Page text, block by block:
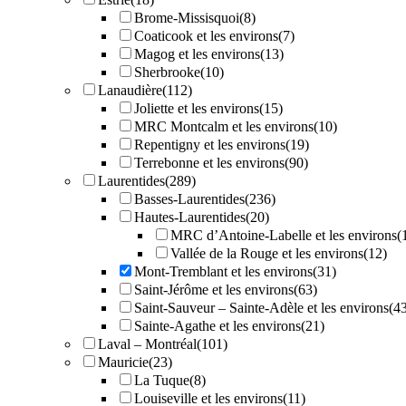
Brome-Missisquoi(8)
Coaticook et les environs(7)
Magog et les environs(13)
Sherbrooke(10)
Lanaudière(112)
Joliette et les environs(15)
MRC Montcalm et les environs(10)
Repentigny et les environs(19)
Terrebonne et les environs(90)
Laurentides(289)
Basses-Laurentides(236)
Hautes-Laurentides(20)
MRC d’Antoine-Labelle et les environs
Vallée de la Rouge et les environs(12)
Mont-Tremblant et les environs(31)
Saint-Jérôme et les environs(63)
Saint-Sauveur – Sainte-Adèle et les environs
Sainte-Agathe et les environs(21)
Laval – Montréal(101)
Mauricie(23)
La Tuque(8)
Louiseville et les environs(11)